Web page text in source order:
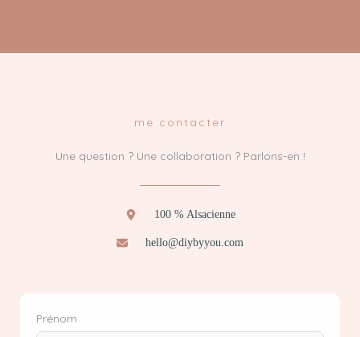
me contacter
Une question ? Une collaboration ? Parlons-en !
100 % Alsacienne
hello@diybyyou.com
Prénom